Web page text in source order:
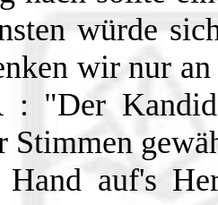
würde
wir nur
: "Der
Stimmen
Hand auf's